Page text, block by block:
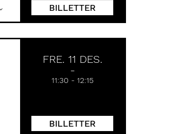
BILLETTER
FRE. 11 DES.
11:30 - 12:15
BILLETTER